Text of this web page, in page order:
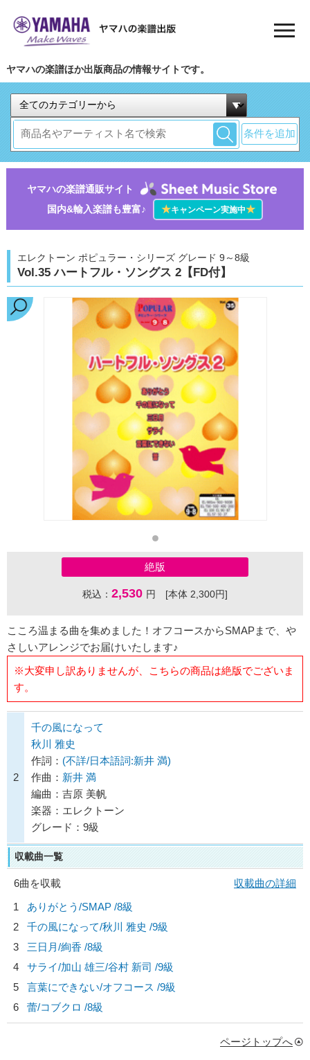
ヤマハの楽譜ほか出版商品の情報サイトです。
条件を追加
ヤマハの楽譜通販サイト
国内&輸入楽譜も豊富♪
★キャンペーン実施中★
エレクトーン ポピュラー・シリーズ グレード 9～8級
Vol.35 ハートフル・ソングス 2【FD付】
絶版
税込： 2,530 円 [本体 2,300円]
こころ温まる曲を集めました！オフコースからSMAPまで、や
さしいアレンジでお届けいたします♪
※大変申し訳ありませんが、こちらの商品は絶版でございま
す。
2
千の風になって
秋川 雅史
作詞： (不詳/日本語詞:新井 満)
作曲： 新井 満
編曲：吉原 美帆
楽器：エレクトーン
グレード：9級
収載曲一覧
6曲を収載
収載曲の詳細
1
ありがとう/SMAP /8級
2
千の風になって/秋川 雅史 /9級
3
三日月/絢香 /8級
4
サライ/加山 雄三/谷村 新司 /9級
5
言葉にできない/オフコース /9級
6
蕾/コブクロ /8級
ページトップへ